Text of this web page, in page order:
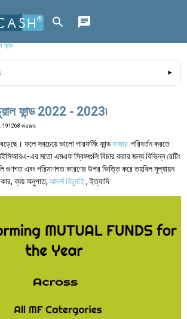
ফান্ড
ফান্ড 2022 - 2023৷
, 191268 views
ফলে সবচেয়ে ভালো পারফর্মিং ফান্ডবাজার পরিবর্তন করতে
এর মতো এমএফ স্কিমগুলি বিচার করার জন্য বিভিন্ন রেটিং
গুণগত এবং পরিমাণগত কারণের উপর ভিত্তি করে তহবিল মূল্যায়ন
ব্যয় অনুপাত,আদর্শ বিচ্যুতি, ইত্যাদি